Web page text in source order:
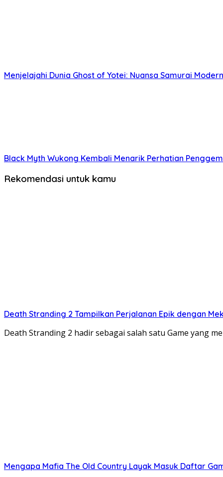
Menjelajahi Dunia Ghost of Yotei: Nuansa Samurai
Black Myth Wukong Kembali Menarik Perhatian
Rekomendasi untuk kamu
Death Stranding 2 Tampilkan Perjalanan Epik dengan
Death Stranding 2 hadir sebagai salah satu Game yang
Mengapa Mafia The Old Country Layak Masuk Daftar